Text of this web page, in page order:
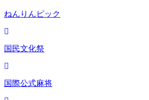
ねんりんピック
国民文化祭
国際公式麻将